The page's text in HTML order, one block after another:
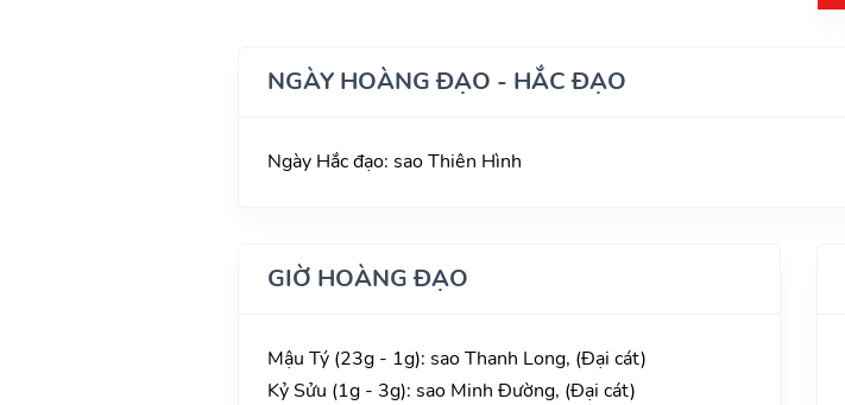
NGÀY HOÀNG ĐẠO - HẮC ĐẠO
Ngày Hắc đạo: sao Thiên Hình
GIỜ HOÀNG ĐẠO
Mậu Tý (23g - 1g): sao Thanh Long, (Đại cát)
Kỷ Sửu (1g - 3g): sao Minh Đường, (Đại cát)